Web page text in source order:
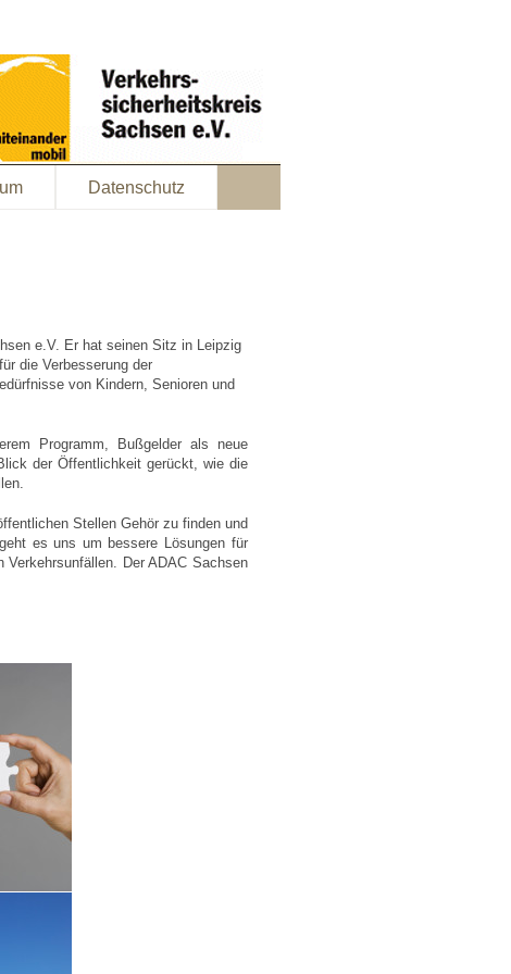
Datenschutz
e.V. Er hat seinen Sitz in Leipzig
die Verbesserung der
von Kindern, Senioren und
Programm, Bußgelder als neue
der Öffentlichkeit gerückt, wie die
Stellen Gehör zu finden und
es uns um bessere Lösungen für
Verkehrsunfällen. Der ADAC Sachsen